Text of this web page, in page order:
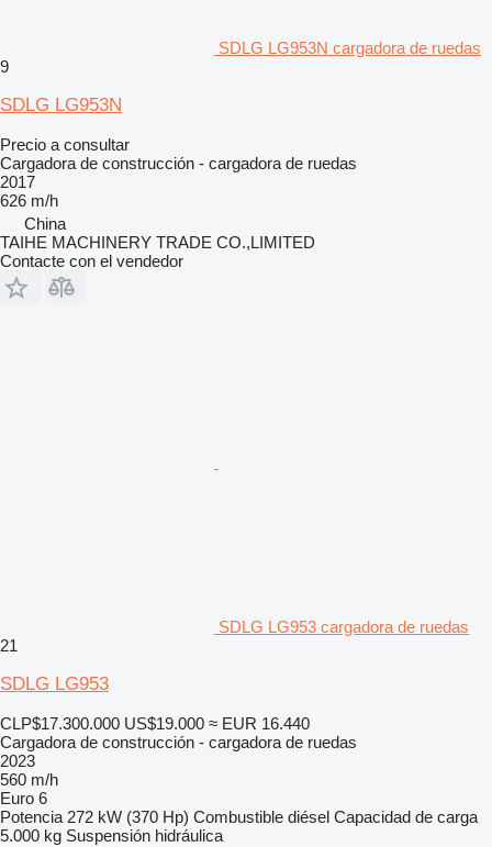
SDLG LG953N cargadora de ruedas
9
SDLG LG953N
Precio a consultar
Cargadora de construcción - cargadora de ruedas
2017
626 m/h
China
TAIHE MACHINERY TRADE CO.,LIMITED
Contacte con el vendedor
SDLG LG953 cargadora de ruedas
21
SDLG LG953
CLP$17.300.000 US$19.000 ≈ EUR 16.440
Cargadora de construcción - cargadora de ruedas
2023
560 m/h
Euro 6
Potencia 272 kW (370 Hp) Combustible diésel Capacidad de carga
5.000 kg Suspensión hidráulica